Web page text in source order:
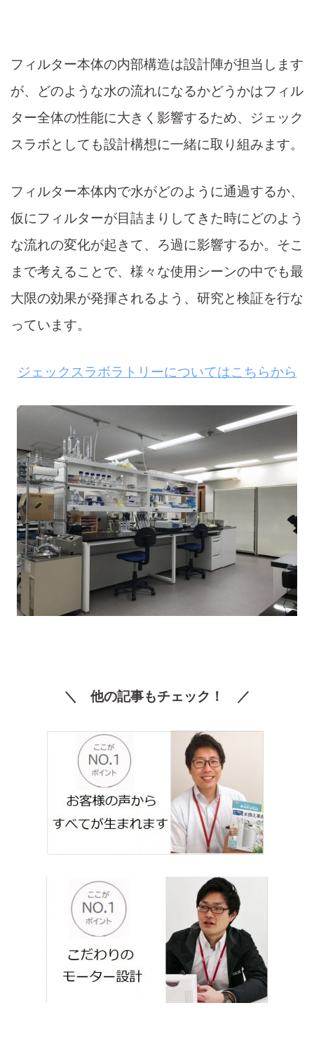
フィルター本体の内部構造は設計陣が担当します
が、どのような水の流れになるかどうかはフィル
ター全体の性能に大きく影響するため、ジェック
スラボとしても設計構想に一緒に取り組みます。
フィルター本体内で水がどのように通過するか、
仮にフィルターが目詰まりしてきた時にどのよう
な流れの変化が起きて、ろ過に影響するか。そこ
まで考えることで、様々な使用シーンの中でも最
大限の効果が発揮されるよう、研究と検証を行な
っています。
ジェックスラボラトリーについてはこちらから
＼ 他の記事もチェック！ ／